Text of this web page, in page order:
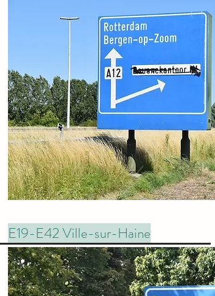
E19-E42 Ville-sur-Haine